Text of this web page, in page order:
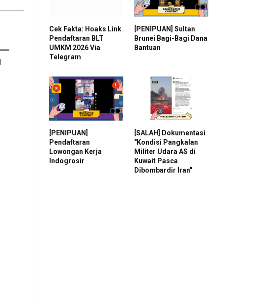
Cek Fakta: Hoaks Link
Pendaftaran BLT
UMKM 2026 Via
Telegram
[PENIPUAN] Sultan
Brunei Bagi-Bagi Dana
Bantuan
[PENIPUAN]
Pendaftaran
Lowongan Kerja
Indogrosir
[SALAH] Dokumentasi
"Kondisi Pangkalan
Militer Udara AS di
Kuwait Pasca
Dibombardir Iran"